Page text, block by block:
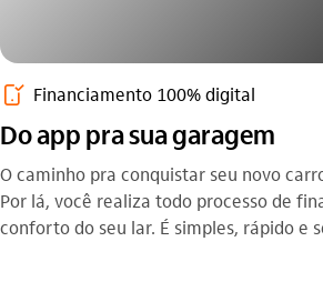
autoriza_pelo_celular_outline Financiamento 100% digital
Do app pra sua garagem
O caminho pra conquistar seu novo
Por lá, você realiza todo processo de
conforto do seu lar. É simples, rápido e